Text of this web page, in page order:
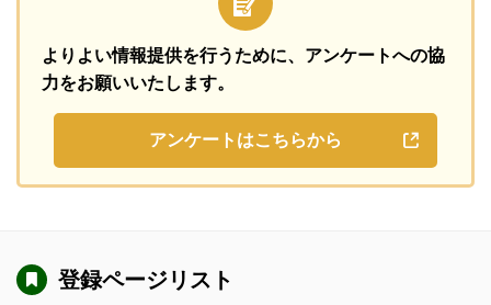
よりよい情報提供を行うために、 アンケートへの協
力をお願いいたします。
アンケートはこちらから
登録ページリスト